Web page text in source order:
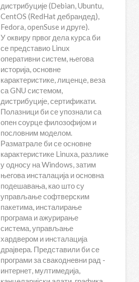
дистрибуције (Debian, Ubuntu,
CentOS (RedHat дебрандед),
Fedora, openSuse и друге).
У оквиру првог дела курса би
се представио Linux
оперативни систем, његова
историја, основне
карактеристике, лиценце, веза
са GNU системом,
дистрибуције, сертификати.
Полазници би се упознали са
опен соурце филозофијом и
пословним моделом.
Разматрале би се основне
карактеристике Linuxа, разлике
у односу на Windows, затим
његова инсталација и основна
подешавања, као што су
управљање софтверским
пакетима, инсталирање
програма и ажурирање
система, управљање
хардвером и инсталација
драјвера. Представили би се
програми за свакодневни рад -
интернет, мултимедија,